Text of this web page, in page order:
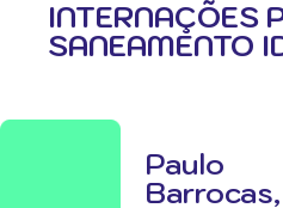
INTERNAÇÕES
SANEAMENTO
Paulo
Barrocas,